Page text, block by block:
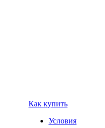
Как купить
Условия